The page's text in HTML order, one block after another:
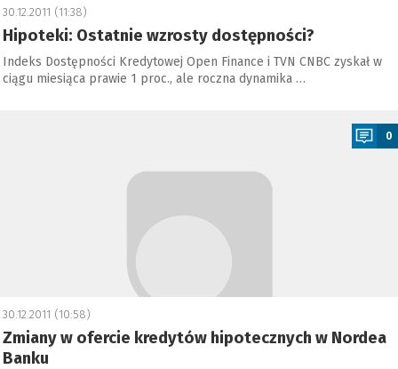
30.12.2011 (11:38)
Hipoteki: Ostatnie wzrosty dostępności?
Indeks Dostępności Kredytowej Open Finance i TVN CNBC zyskał w
ciągu miesiąca prawie 1 proc., ale roczna dynamika …
0
30.12.2011 (10:58)
Zmiany w ofercie kredytów hipotecznych w Nordea
Banku